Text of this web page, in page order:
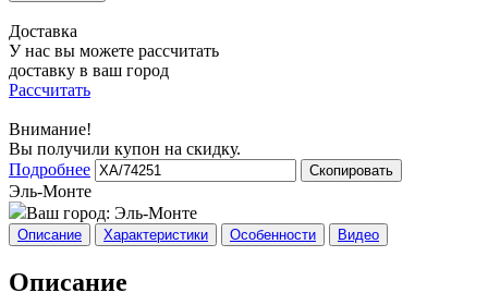
Доставка
У нас вы можете рассчитать
доставку в ваш город
Рассчитать
Внимание!
Вы получили купон на скидку.
Подробнее
Скопировать
Эль-Монте
Ваш город: Эль-Монте
Описание Характеристики Особенности Видео
Описание